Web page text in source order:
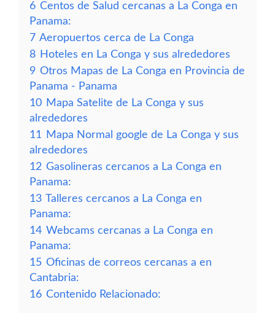
6 Centos de Salud cercanas a La Conga en
Panama:
7 Aeropuertos cerca de La Conga
8 Hoteles en La Conga y sus alrededores
9 Otros Mapas de La Conga en Provincia de
Panama - Panama
10 Mapa Satelite de La Conga y sus
alrededores
11
Mapa Normal google de La Conga y sus
alrededores
12 Gasolineras cercanos a La Conga en
Panama:
13 Talleres cercanos a La Conga en
Panama:
14 Webcams cercanas a La Conga en
Panama:
15 Oficinas de correos cercanas a en
Cantabria:
16 Contenido Relacionado: